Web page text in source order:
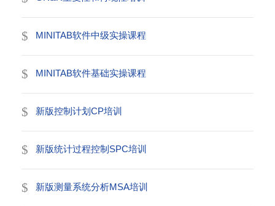
MINITAB软件中级实操课程
MINITAB软件基础实操课程
新版控制计划CP培训
新版统计过程控制SPC培训
新版测量系统分析MSA培训